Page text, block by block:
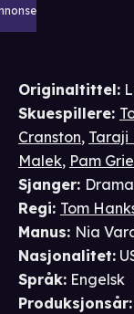
Originaltittel:
Skuespillere:
Cranston, Taraji
Malek, Pam
Sjanger:
Regi: Tom
Manus: Nia
Nasjonalitet:
Språk: Engelsk
Produksjonsår: